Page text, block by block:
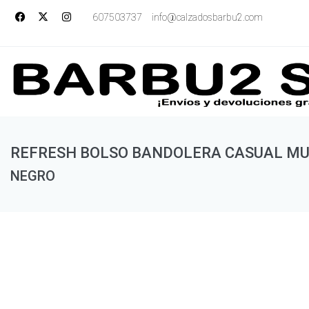
607503737 info@calzadosbarbu2.com
REFRESH BOLSO BANDOLERA CASUAL
NEGRO